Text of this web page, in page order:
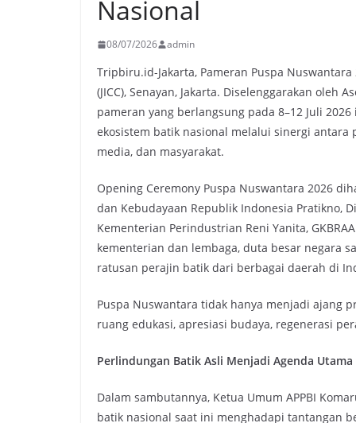
Nasional
08/07/2026 admin
Tripbiru.id-Jakarta, Pameran Puspa
(JICC), Senayan, Jakarta. Diselenggarakan oleh
pameran yang berlangsung pada 8–12 Juli
ekosistem batik nasional melalui sinergi
media, dan masyarakat.
Opening Ceremony Puspa Nuswantara 2026
dan Kebudayaan Republik Indonesia Pratikno,
Kementerian Perindustrian Reni Yanita,
kementerian dan lembaga, duta besar negara
ratusan perajin batik dari berbagai daerah di
Puspa Nuswantara tidak hanya menjadi ajang
ruang edukasi, apresiasi budaya, regenerasi
Perlindungan Batik Asli Menjadi Agenda Utama
Dalam sambutannya, Ketua Umum APPBI
batik nasional saat ini menghadapi tantangan